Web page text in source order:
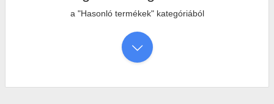
a "Hasonló termékek" kategóriából